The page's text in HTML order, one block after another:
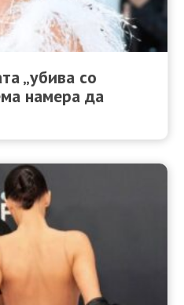
„убива со
намера да